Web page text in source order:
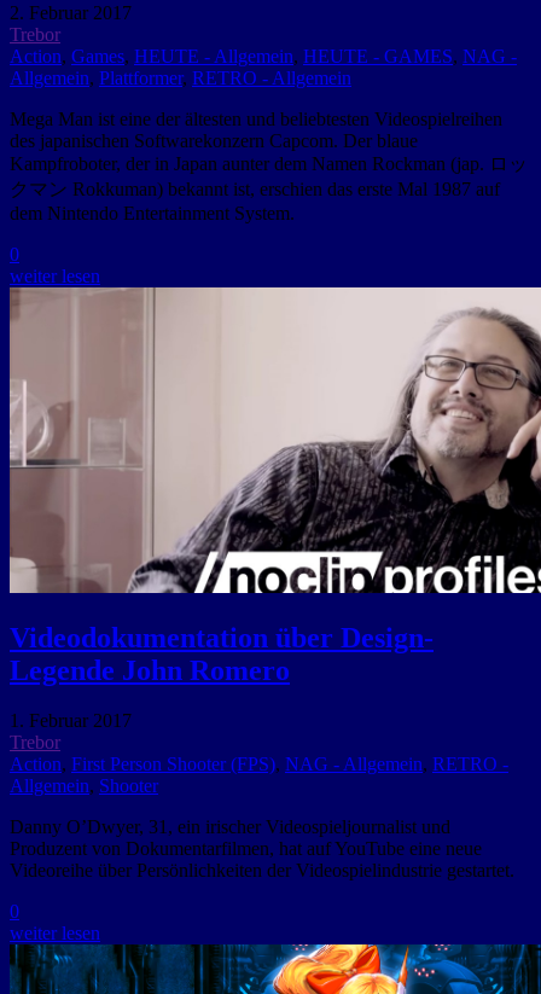
2. Februar 2017
Trebor
Action, Games, HEUTE - Allgemein, HEUTE - GAMES, NAG -
Allgemein, Plattformer, RETRO - Allgemein
Mega Man ist eine der ältesten und beliebtesten Videospielreihen
des japanischen Softwarekonzern Capcom. Der blaue
Kampfroboter, der in Japan aunter dem Namen Rockman (jap. ロッ
クマン Rokkuman) bekannt ist, erschien das erste Mal 1987 auf
dem Nintendo Entertainment System.
0
weiter lesen
Videodokumentation über Design-
Legende John Romero
1. Februar 2017
Trebor
Action, First Person Shooter (FPS), NAG - Allgemein, RETRO -
Allgemein, Shooter
Danny O’Dwyer, 31, ein irischer Videospieljournalist und
Produzent von Dokumentarfilmen, hat auf YouTube eine neue
Videoreihe über Persönlichkeiten der Videospielindustrie gestartet.
0
weiter lesen